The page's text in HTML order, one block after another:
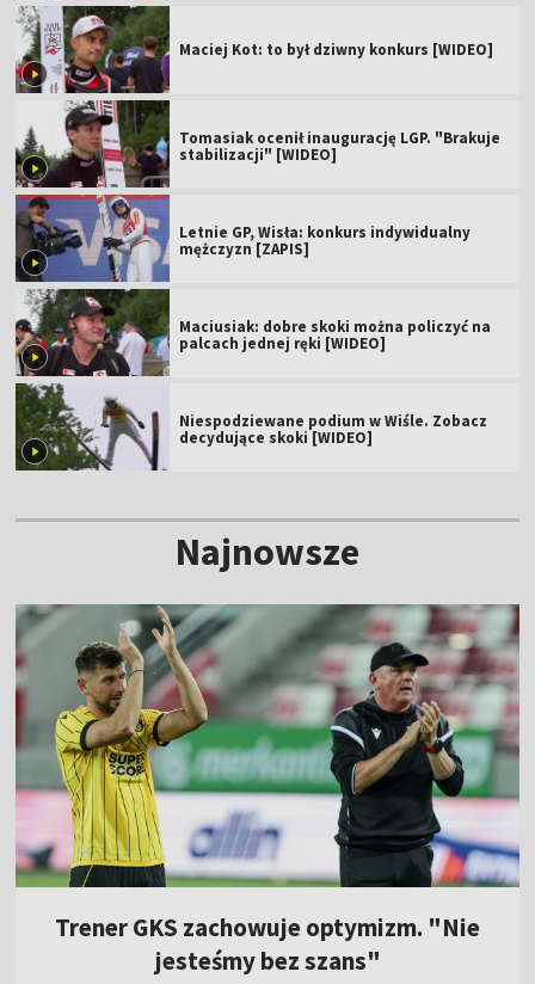
Maciej Kot: to był dziwny konkurs [WIDEO]
Tomasiak ocenił inaugurację LGP. "Brakuje
stabilizacji" [WIDEO]
Letnie GP, Wisła: konkurs indywidualny
mężczyzn [ZAPIS]
Maciusiak: dobre skoki można policzyć na
palcach jednej ręki [WIDEO]
Niespodziewane podium w Wiśle. Zobacz
decydujące skoki [WIDEO]
Najnowsze
Trener GKS zachowuje optymizm. "Nie
jesteśmy bez szans"